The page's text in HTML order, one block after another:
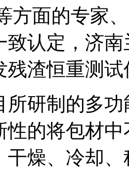
方面的专家
致认定，济
残渣恒重测
制的多功
性的将包材
干燥、冷却